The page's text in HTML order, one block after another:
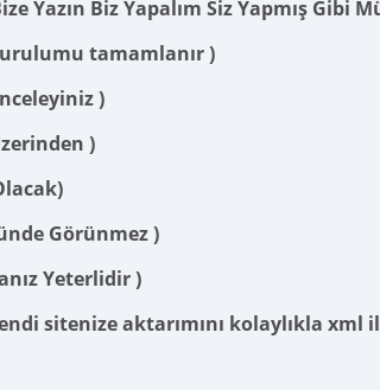
Yazın Biz Yapalım Siz Yapmış Gibi
tamamlanır )
)
)
Görünmez )
Yeterlidir )
sitenize aktarımını kolaylıkla xml